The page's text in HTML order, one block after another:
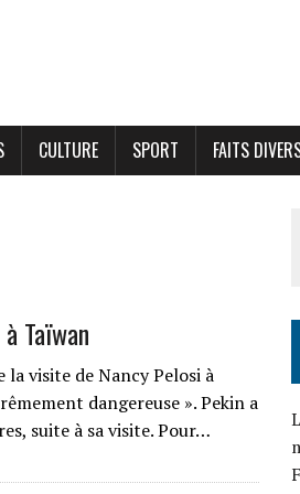
CULTURE SPORT FAITS
Taïwan
visite de Nancy Pelosi à
dangereuse ». Pekin a
suite à sa visite. Pour…